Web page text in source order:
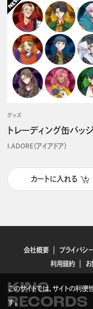
グッズ
トレーディング缶バッジ
I.ADORE（アイアドア）
カートに入れる
会社概要 プライバシ
利用規約
KING
RECORDS
このサイトでは、サイトの利
す。